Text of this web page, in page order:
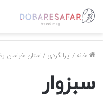
خانه /ایرانگردی /استان خراسان
سبزوار